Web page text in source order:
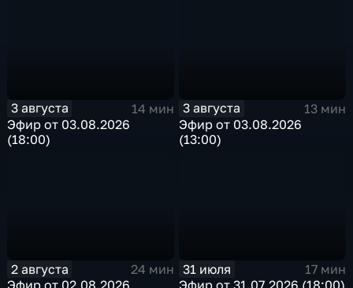
3 августа
14 мин
Эфир от 03.08.2026
(18:00)
3 августа
13 мин
Эфир от 03.08.2026
(13:00)
2 августа
24 мин
31 июля
17 мин